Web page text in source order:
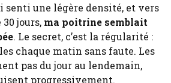
senti une légère densité, et vers
jours, ma poitrine semblait
. Le secret, c’est la régularité :
chaque matin sans faute. Les
pas du jour au lendemain,
progressivement.